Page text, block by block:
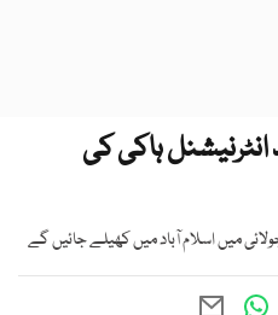
سال بعد انٹرنیشنل ہاکی کی
میں اسلام آباد میں کھیلے جائیں گے